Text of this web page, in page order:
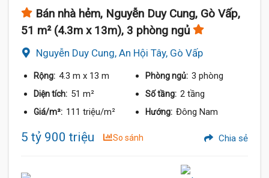
Bán nhà hẻm, Nguyễn Duy Cung, Gò Vấp,
51 m² (4.3m x 13m), 3 phòng ngủ
Nguyễn Duy Cung, An Hội Tây, Gò Vấp
Rộng: 4.3 m x 13 m Phòng ngủ: 3 phòng
Diện tích: 51 m² Số tầng: 2 tầng
Giá/m²: 111 triệu/m² Hướng: Đông Nam
5 tỷ 900 triệu So sánh Chia sẻ